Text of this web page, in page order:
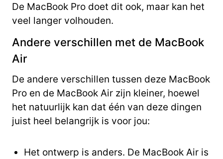
De MacBook Pro doet dit ook, maar kan het
veel langer volhouden.
Andere verschillen met de MacBook
Air
De andere verschillen tussen deze MacBook
Pro en de MacBook Air zijn kleiner, hoewel
het natuurlijk kan dat één van deze dingen
juist heel belangrijk is voor jou:
Het ontwerp is anders. De MacBook Air is